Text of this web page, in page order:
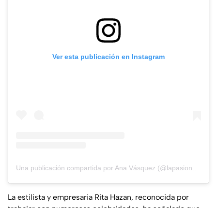
Ver esta publicación en Instagram
La estilista y empresaria Rita Hazan, reconocida por